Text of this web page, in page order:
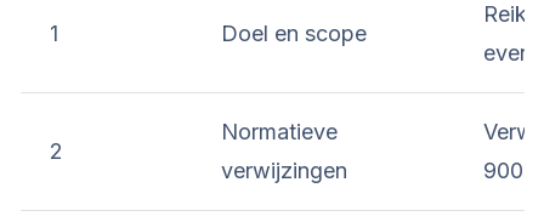
1 Doel en scope
2
Normatieve
verwijzingen